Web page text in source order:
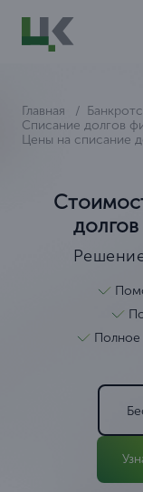
Главная
Списание долгов
Цены на списание
Полное